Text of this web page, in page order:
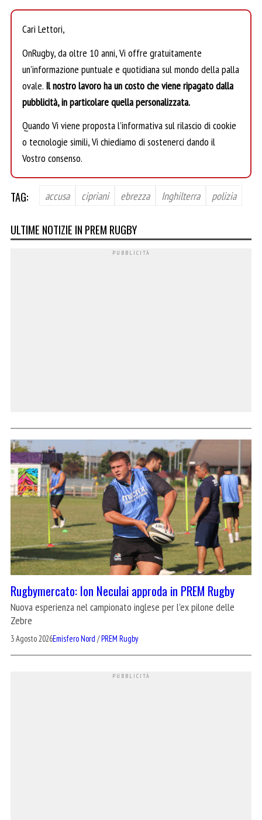
Cari Lettori,
OnRugby, da oltre 10 anni, Vi offre gratuitamente
un’informazione puntuale e quotidiana sul mondo della palla
ovale. Il nostro lavoro ha un costo che viene ripagato dalla
pubblicità, in particolare quella personalizzata.
Quando Vi viene proposta l’informativa sul rilascio di cookie
o tecnologie simili, Vi chiediamo di sostenerci dando il
Vostro consenso.
TAG: accusa cipriani ebrezza Inghilterra polizia
ULTIME NOTIZIE IN PREM RUGBY
Rugbymercato: Ion Neculai approda in PREM Rugby
Nuova esperienza nel campionato inglese per l'ex pilone delle
Zebre
3 Agosto 2026Emisfero Nord /PREM Rugby